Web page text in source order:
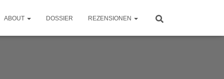
ABOUT DOSSIER REZENSIONEN